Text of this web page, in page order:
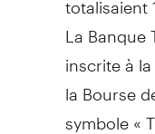
La
inscrite à
la Bourse
symbole «